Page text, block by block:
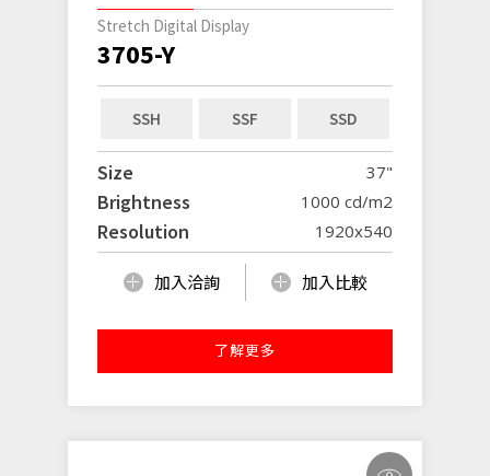
Stretch Digital Display
3705-Y
SSH SSF SSD
Size 37"
Brightness 1000 cd/m2
Resolution 1920x540
加入洽詢 加入比較
了解更多